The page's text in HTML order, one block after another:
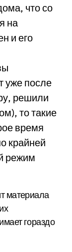
что со
на
и его
уже после
решили
то такие
время
крайней
режим
материала
гораздо